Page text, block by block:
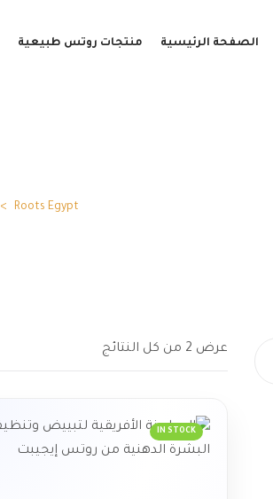
الصفحة الرئيسية منتجات روتس طبيعية
Roots Egypt
>
عرض ⁦2⁩ من كل النتائج
IN STOCK